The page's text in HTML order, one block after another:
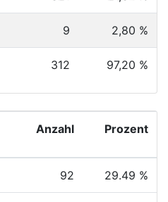
9 2,80 %
312 97,20 %
Anzahl Prozent
92 29.49 %